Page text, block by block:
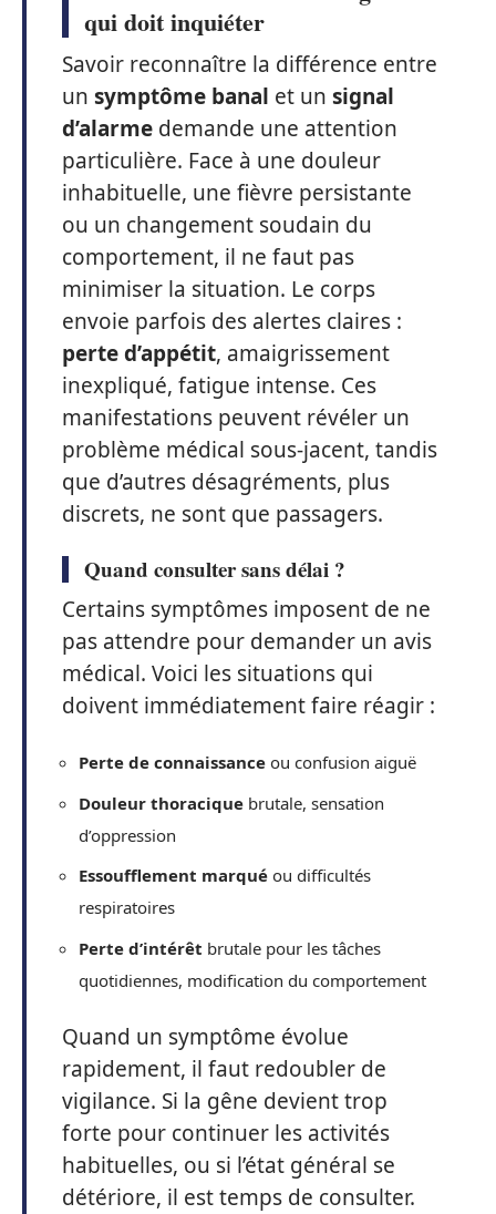
qui doit inquiéter
Savoir reconnaître la différence entre
un symptôme banal et un signal
d’alarme demande une attention
particulière. Face à une douleur
inhabituelle, une fièvre persistante
ou un changement soudain du
comportement, il ne faut pas
minimiser la situation. Le corps
envoie parfois des alertes claires :
perte d’appétit, amaigrissement
inexpliqué, fatigue intense. Ces
manifestations peuvent révéler un
problème médical sous-jacent, tandis
que d’autres désagréments, plus
discrets, ne sont que passagers.
Quand consulter sans délai ?
Certains symptômes imposent de ne
pas attendre pour demander un avis
médical. Voici les situations qui
doivent immédiatement faire réagir :
Perte de connaissance ou confusion aiguë
Douleur thoracique brutale, sensation
d’oppression
Essoufflement marqué ou difficultés
respiratoires
Perte d’intérêt brutale pour les tâches
quotidiennes, modification du comportement
Quand un symptôme évolue
rapidement, il faut redoubler de
vigilance. Si la gêne devient trop
forte pour continuer les activités
habituelles, ou si l’état général se
détériore, il est temps de consulter.